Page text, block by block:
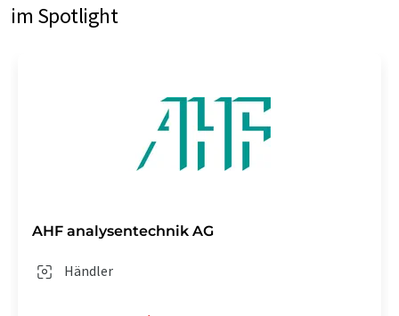
im Spotlight
AHF analysentechnik AG
Händler